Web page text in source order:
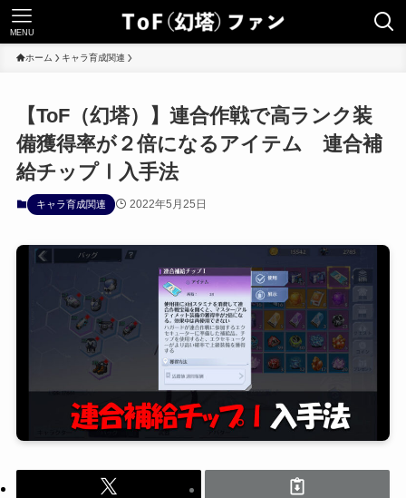
MENU
ホーム キャラ育成関連
【ToF（幻塔）】連合作戦で高ランク装
備獲得率が２倍になるアイテム 連合補
給チップⅠ入手法
キャラ育成関連 2022年5月25日